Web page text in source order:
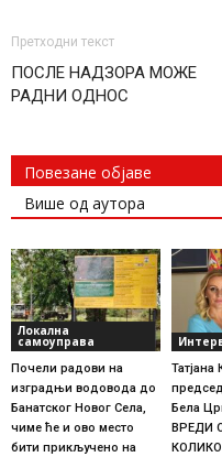
Претходни текст
ПОСЛЕ НАДЗОРА МОЖЕ
РАДНИ ОДНОС
Повезане објаве
Више од аутора
Локална
самоуправа
Почели радови на
изградњи водовода до
Банатског Новог Села,
чиме ће и ово место
бити прикључено на
Татјана
Бела
ВРЕДИ